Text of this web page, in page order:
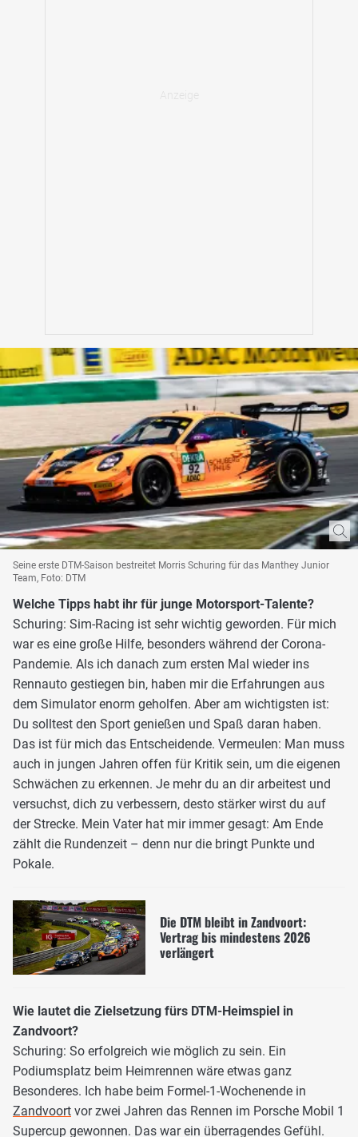
Seine erste DTM-Saison bestreitet Morris Schuring für das Manthey Junior
Team, Foto: DTM
Welche Tipps habt ihr für junge Motorsport-Talente?
Schuring: Sim-Racing ist sehr wichtig geworden. Für mich
war es eine große Hilfe, besonders während der Corona-
Pandemie. Als ich danach zum ersten Mal wieder ins
Rennauto gestiegen bin, haben mir die Erfahrungen aus
dem Simulator enorm geholfen. Aber am wichtigsten ist:
Du solltest den Sport genießen und Spaß daran haben.
Das ist für mich das Entscheidende. Vermeulen: Man muss
auch in jungen Jahren offen für Kritik sein, um die eigenen
Schwächen zu erkennen. Je mehr du an dir arbeitest und
versuchst, dich zu verbessern, desto stärker wirst du auf
der Strecke. Mein Vater hat mir immer gesagt: Am Ende
zählt die Rundenzeit – denn nur die bringt Punkte und
Pokale.
Die DTM bleibt in Zandvoort:
Vertrag bis mindestens 2026
verlängert
Wie lautet die Zielsetzung fürs DTM-Heimspiel in
Zandvoort?
Schuring: So erfolgreich wie möglich zu sein. Ein
Podiumsplatz beim Heimrennen wäre etwas ganz
Besonderes. Ich habe beim Formel-1-Wochenende in
Zandvoort vor zwei Jahren das Rennen im Porsche Mobil 1
Supercup gewonnen. Das war ein überragendes Gefühl.